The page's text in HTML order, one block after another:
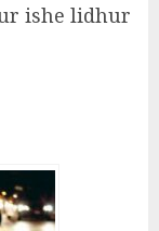
ishe lidhur